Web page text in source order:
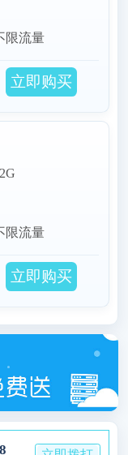
限流量
立即购买
限流量
立即购买